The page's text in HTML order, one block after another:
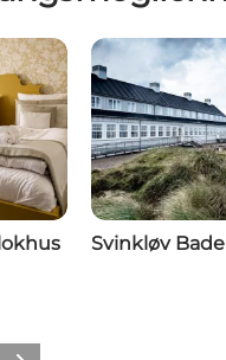
Svinkløv